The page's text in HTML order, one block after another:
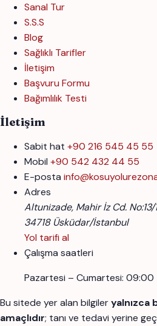
Sanal Tur
S.S.S
Blog
Sağlıklı Tarifler
İletişim
Başvuru Formu
Bağımlılık Testi
İletişim
Sabit hat +90 216 545 45 55
Mobil +90 542 432 44 55
E-posta
Adres
Altunizade, Mahir İz Cd. No:13/
34718 Üsküdar/İstanbul
Yol tarifi al
Çalışma saatleri
Pazartesi – Cumartesi: 09:00
Bu sitede yer alan bilgileryalnızca
amaçlıdır; tanı ve tedavi yerine